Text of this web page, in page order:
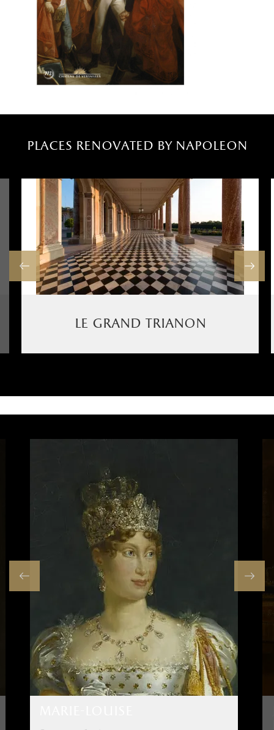
places renovated by napoleon
le grand trianon